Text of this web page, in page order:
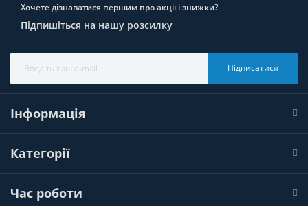
Хочете дізнаватися першим про акції і знижки?
Підпишіться на нашу розсилку
Підписатися
Інформація
Категорії
Час роботи